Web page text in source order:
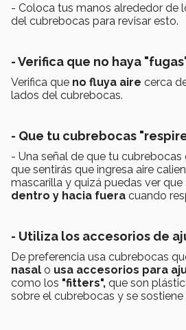
- Coloca tus manos alrededor de
del cubrebocas para revisar esto.
- Verifica que no haya
Verifica que no fluya aire cerca
lados del cubrebocas.
- Que tu cubrebocas
- Una señal de que tu cubrebocas
que sentirás que ingresa aire
mascarilla y quizá puedas ver que
dentro y hacia fuera cuando
- Utiliza los accesorios de
De preferencia usa cubrebocas
nasal o usa accesorios para
como los "fitters", que son
sobre el cubrebocas y se sostiene